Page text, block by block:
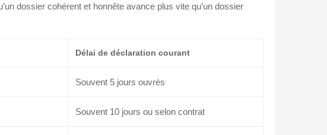
dossier cohérent et honnête avance plus vite qu’un dossier
Délai de déclaration courant
Souvent 5 jours ouvrés
Souvent 10 jours ou selon contrat